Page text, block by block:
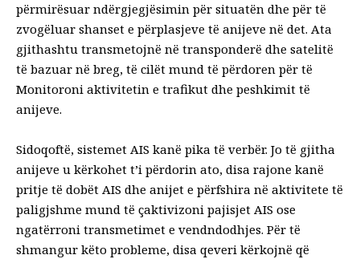
përmirësuar ndërgjegjësimin për situatën dhe për të
zvogëluar shanset e përplasjeve të anijeve në det. Ata
gjithashtu transmetojnë në transponderë dhe satelitë
të bazuar në breg, të cilët mund të përdoren për të
Monitoroni aktivitetin e trafikut dhe peshkimit të
anijeve.
Sidoqoftë, sistemet AIS kanë pika të verbër. Jo të gjitha
anijeve u kërkohet t’i përdorin ato, disa rajone kanë
pritje të dobët AIS dhe anijet e përfshira në aktivitete të
paligjshme mund të çaktivizoni pajisjet AIS ose
ngatërroni transmetimet e vendndodhjes. Për të
shmangur këto probleme, disa qeveri kërkojnë që